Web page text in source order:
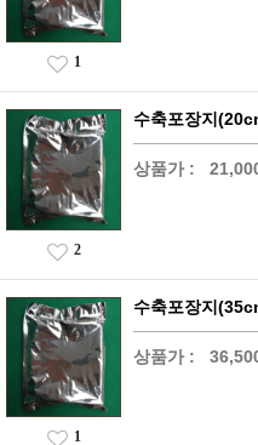
1
수축포장지
상품가 :
2
수축포장지
상품가 :
1